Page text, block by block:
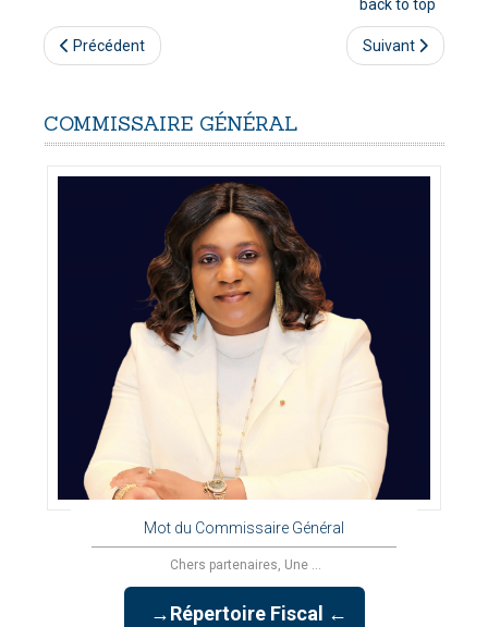
back to top
Précédent Suivant
COMMISSAIRE GÉNÉRAL
Mot du Commissaire Général
Chers partenaires, Une ...
→Répertoire Fiscal ←